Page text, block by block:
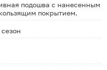
подошва с нанесенным
покрытием.